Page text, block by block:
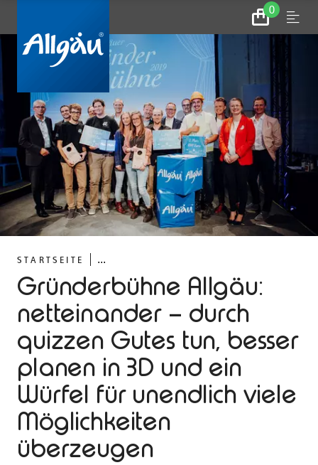
0
Zum
Warenkorb
Menu
STARTSEITE ...
Gründerbühne Allgäu:
netteinander – durch
quizzen Gutes tun, besser
planen in 3D und ein
Würfel für unendlich viele
Möglichkeiten
überzeugen